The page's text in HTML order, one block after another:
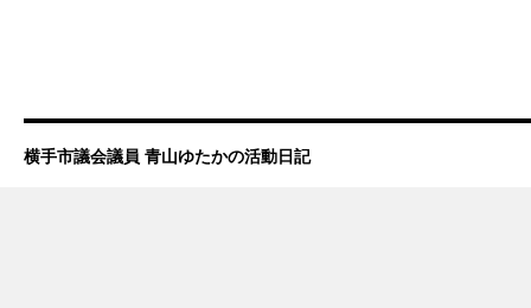
横手市議会議員 青山ゆたかの活動日記